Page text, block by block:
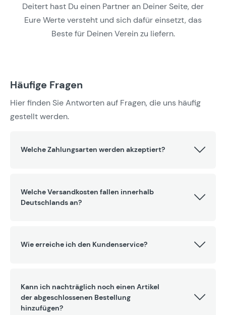
Deitert hast Du einen Partner an Deiner Seite, der
Eure Werte versteht und sich dafür einsetzt, das
Beste für Deinen Verein zu liefern.
Häufige Fragen
Hier finden Sie Antworten auf Fragen, die uns häufig
gestellt werden.
Welche Zahlungsarten werden akzeptiert?
Welche Versandkosten fallen innerhalb
Deutschlands an?
Wie erreiche ich den Kundenservice?
Kann ich nachträglich noch einen Artikel
der abgeschlossenen Bestellung
hinzufügen?